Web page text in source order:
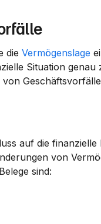
die Vermögenslage
Situation
auf die
von
sind: